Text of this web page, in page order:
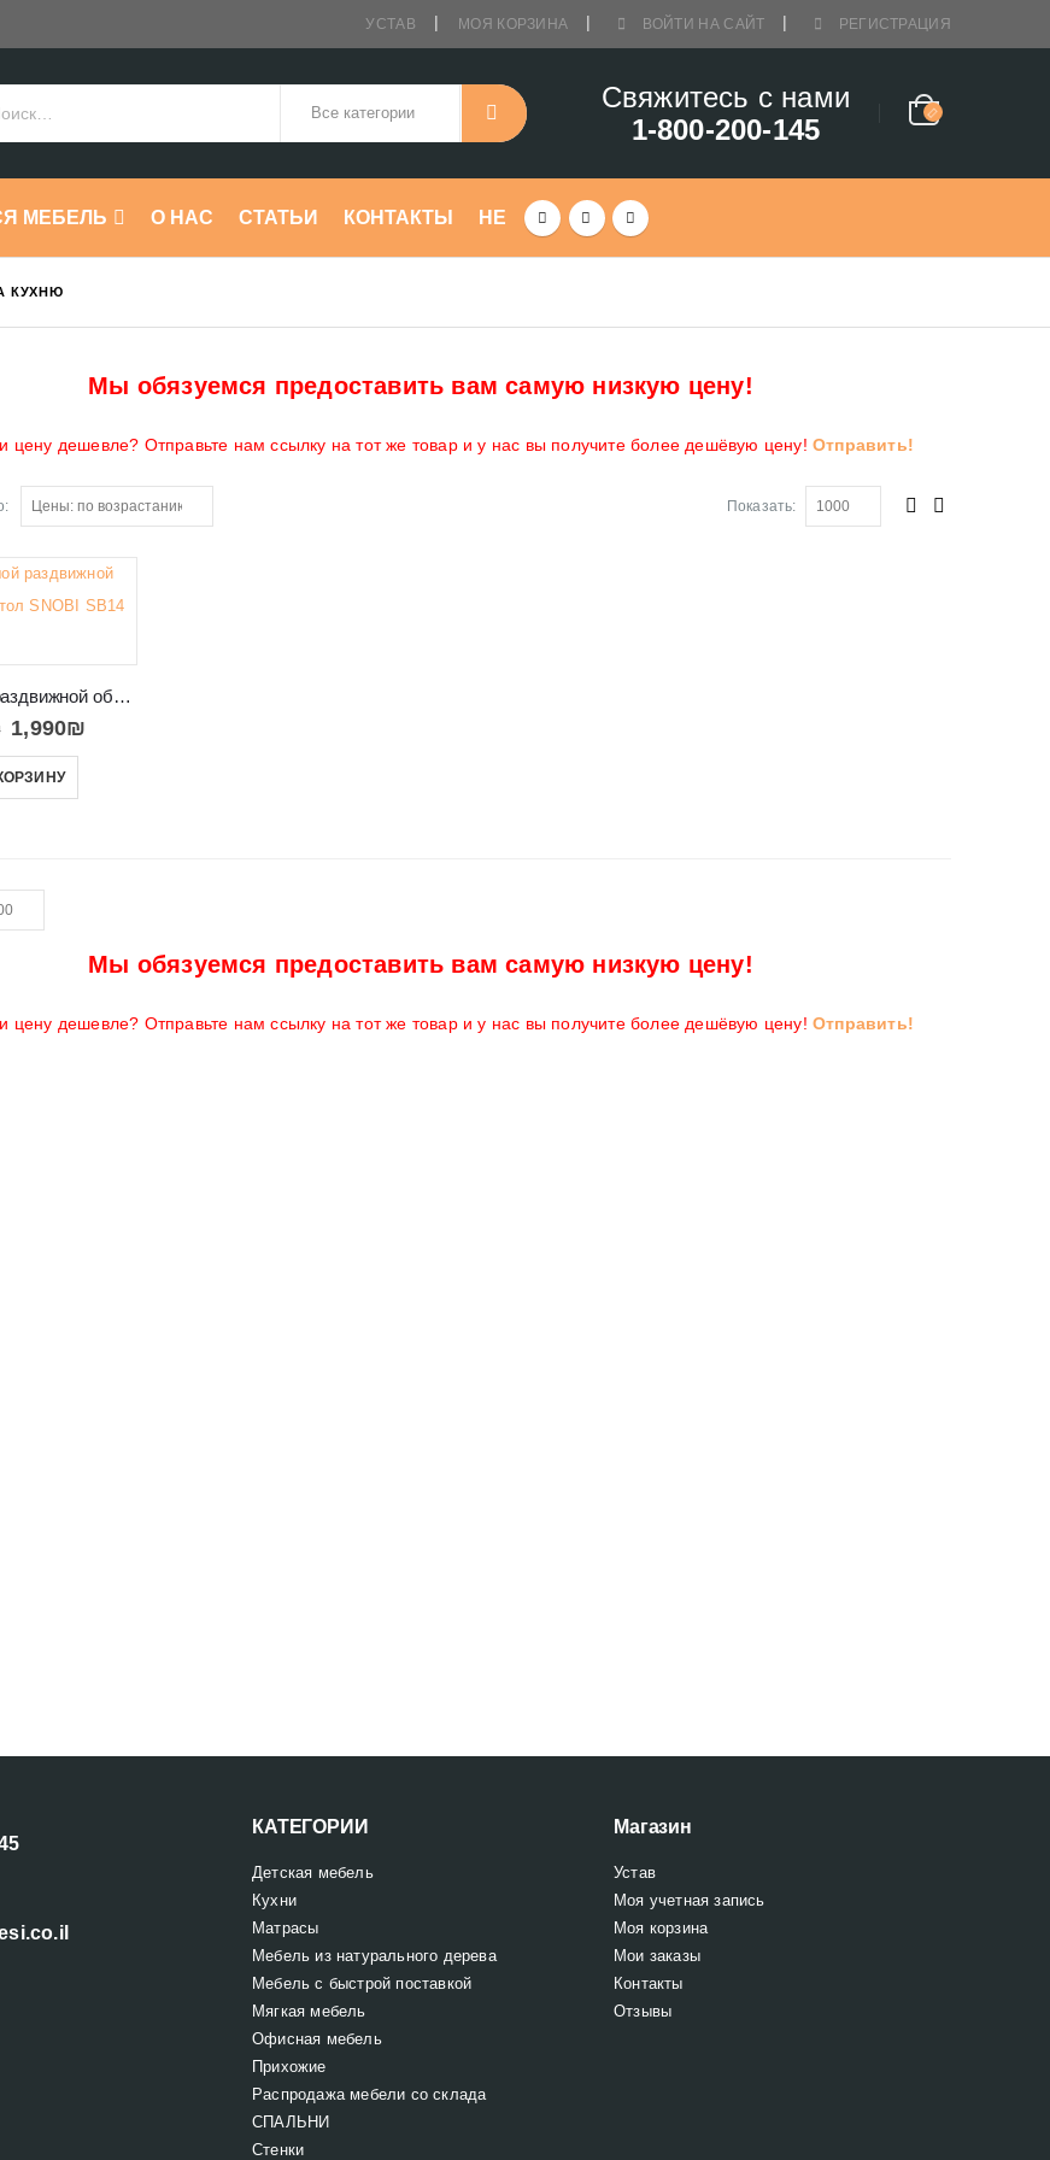
УСТАВ МОЯ КОРЗИНА ВОЙТИ НА САЙТ РЕГИСТРАЦИЯ
Свяжитесь с нами
1-800-200-145
МЕБЕЛЬ О НАС СТАТЬИ КОНТАКТЫ HE
КУХНЮ
Мы обязуемся предоставить вам самую низкую цену!
цену дешевле? Отправьте нам ссылку на тот же товар и у нас вы получите более дешёвую цену! Отправить!
Показать:
Небольшой раздвижной обеденный стол SNOBI SB14
1,990₪
Мы обязуемся предоставить вам самую низкую цену!
цену дешевле? Отправьте нам ссылку на тот же товар и у нас вы получите более дешёвую цену! Отправить!
КАТЕГОРИИ
Детская мебель
Кухни
Матрасы
Мебель из натурального дерева
Мебель с быстрой поставкой
Мягкая мебель
Офисная мебель
Прихожие
Распродажа мебели со склада
СПАЛЬНИ
Стенки
Магазин
Устав
Моя учетная запись
Моя корзина
Мои заказы
Контакты
Отзывы